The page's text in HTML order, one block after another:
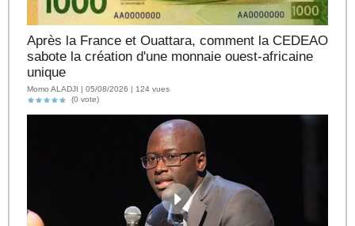
Après la France et Ouattara, comment la CEDEAO
sabote la création d'une monnaie ouest-africaine
unique
Momo ALADJI | 05/08/2026 | 124 vues
(0 vote)